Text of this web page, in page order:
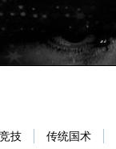
技 传统国术